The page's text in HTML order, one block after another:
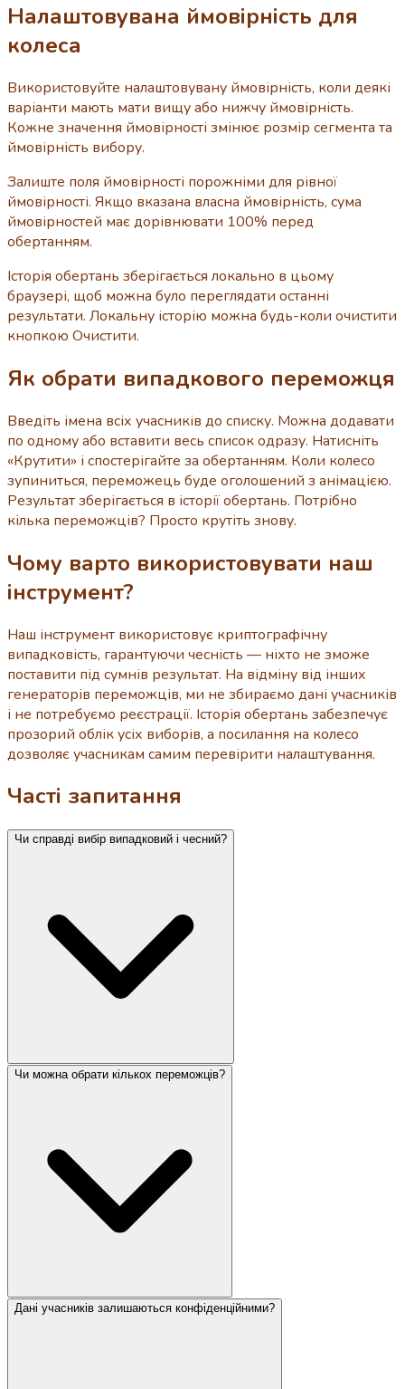
Налаштовувана ймовірність для
колеса
Використовуйте налаштовувану ймовірність, коли деякі
варіанти мають мати вищу або нижчу ймовірність.
Кожне значення ймовірності змінює розмір сегмента та
ймовірність вибору.
Залиште поля ймовірності порожніми для рівної
ймовірності. Якщо вказана власна ймовірність, сума
ймовірностей має дорівнювати 100% перед
обертанням.
Історія обертань зберігається локально в цьому
браузері, щоб можна було переглядати останні
результати. Локальну історію можна будь-коли очистити
кнопкою Очистити.
Як обрати випадкового переможця
Введіть імена всіх учасників до списку. Можна додавати
по одному або вставити весь список одразу. Натисніть
«Крутити» і спостерігайте за обертанням. Коли колесо
зупиниться, переможець буде оголошений з анімацією.
Результат зберігається в історії обертань. Потрібно
кілька переможців? Просто крутіть знову.
Чому варто використовувати наш
інструмент?
Наш інструмент використовує криптографічну
випадковість, гарантуючи чесність — ніхто не зможе
поставити під сумнів результат. На відміну від інших
генераторів переможців, ми не збираємо дані учасників
і не потребуємо реєстрації. Історія обертань забезпечує
прозорий облік усіх виборів, а посилання на колесо
дозволяє учасникам самим перевірити налаштування.
Часті запитання
Чи справді вибір випадковий і чесний?
Чи можна обрати кількох переможців?
Дані учасників залишаються конфіденційними?